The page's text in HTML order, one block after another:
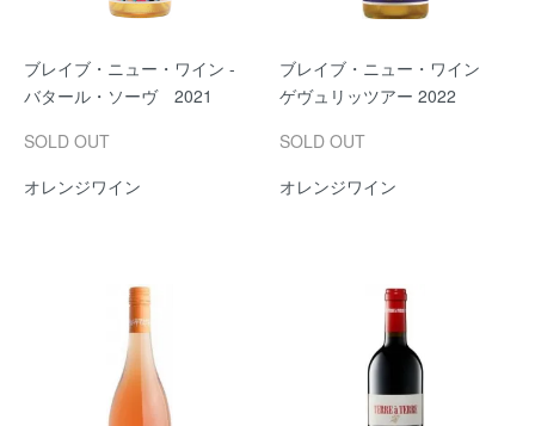
ブレイブ・ニュー・ワイン -
バタール・ソーヴ 2021
SOLD OUT
オレンジワイン
ブレイブ・ニュー・ワイン
ゲヴュリッツアー 2022
SOLD OUT
オレンジワイン